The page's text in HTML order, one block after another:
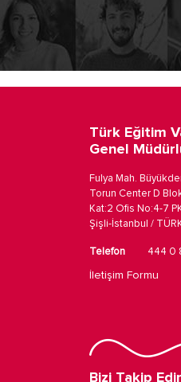
Türk Eğitim
Genel
Fulya Mah.
Torun Center D
Kat:2 Ofis No:4-7
Şişli-İstanbul /
Telefon 444 0
İletişim Formu
Bizi Takip